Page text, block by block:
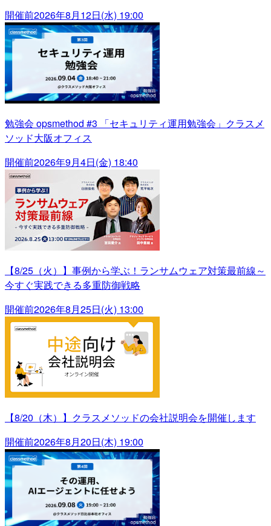
開催前2026年8月12日(水) 19:00
勉強会 opsmethod #3 「セキュリティ運用勉強会」クラスメ
ソッド大阪オフィス
開催前2026年9月4日(金) 18:40
【8/25（火）】事例から学ぶ！ランサムウェア対策最前線～
今すぐ実践できる多重防御戦略
開催前2026年8月25日(火) 13:00
【8/20（木）】クラスメソッドの会社説明会を開催します
開催前2026年8月20日(木) 19:00